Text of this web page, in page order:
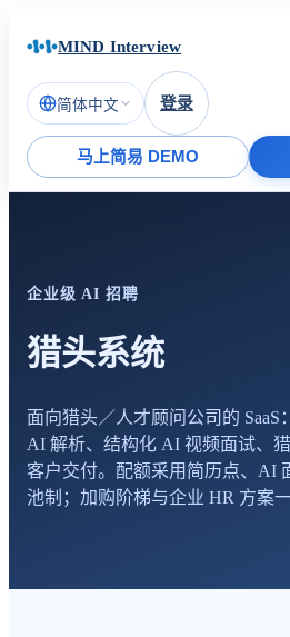
MIND Interview
简体中文 登录
马上简易 DEMO
企业级 AI 招聘
猎头系统
面向猎头／人才顾问公司的
AI 解析、结构化 AI 视频面试、
客户交付。配额采用简历点、AI
池制；加购阶梯与企业 HR 方案一